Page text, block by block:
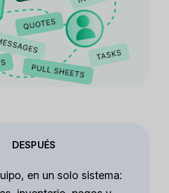
DESPUÉS
en un solo sistema: